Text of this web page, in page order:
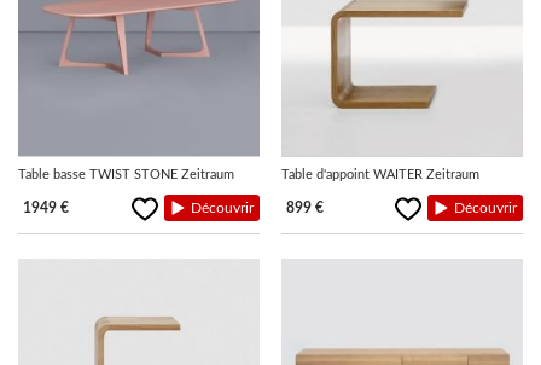
Table basse TWIST STONE Zeitraum
1949 € Découvrir
Table d'appoint WAITER Zeitraum
899 € Découvrir